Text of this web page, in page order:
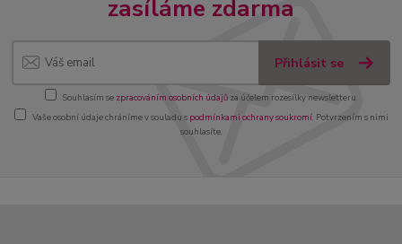
zasíláme zdarma
Přihlásit se
Souhlasím se zpracováním osobních údajůza účelem rozesílky newsletteru.
Vaše osobní údaje chráníme v souladu s podmínkami ochrany soukromí. Potvrzením s nimi
souhlasíte.